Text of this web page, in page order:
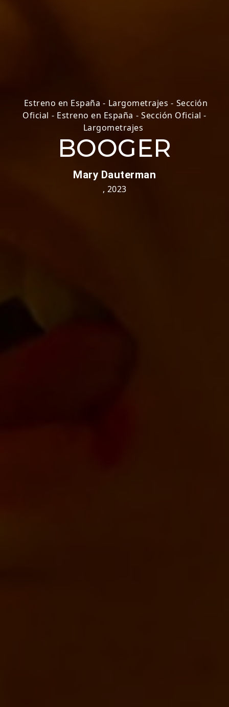
Estreno en España - Largometrajes - Sección
Oficial - Estreno en España - Sección Oficial -
Largometrajes
BOOGER
Mary Dauterman
, 2023